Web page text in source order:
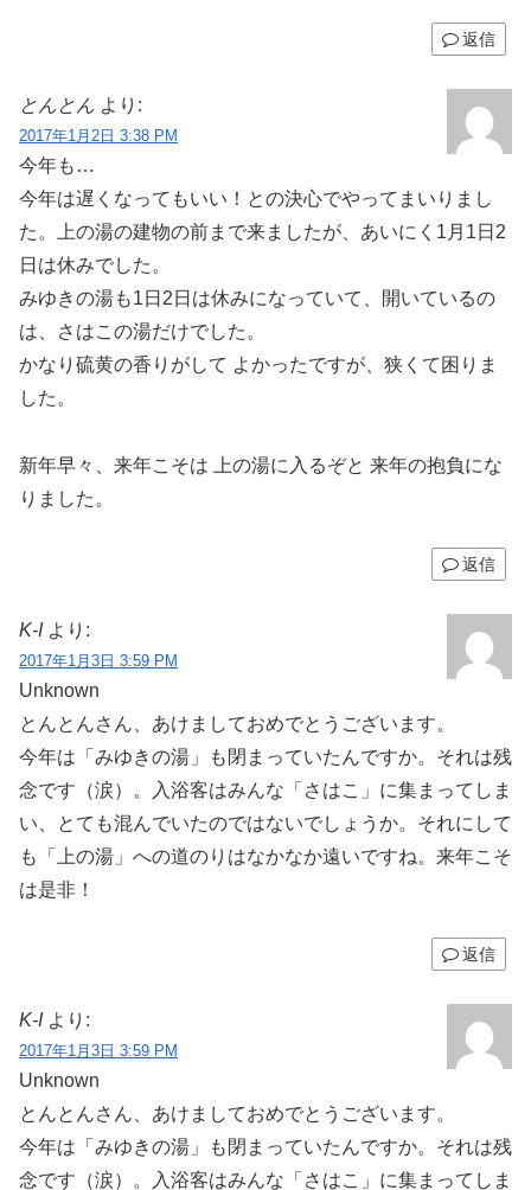
返信
とんとん より:
2017年1月2日 3:38 PM
今年も…
今年は遅くなってもいい！との決心でやってまいりまし
た。上の湯の建物の前まで来ましたが、あいにく1月1日2
日は休みでした。
みゆきの湯も1日2日は休みになっていて、開いているの
は、さはこの湯だけでした。
かなり硫黄の香りがして よかったですが、狭くて困りま
した。
新年早々、来年こそは 上の湯に入るぞと 来年の抱負にな
りました。
返信
K-I より:
2017年1月3日 3:59 PM
Unknown
とんとんさん、あけましておめでとうございます。
今年は「みゆきの湯」も閉まっていたんですか。それは残
念です（涙）。入浴客はみんな「さはこ」に集まってしま
い、とても混んでいたのではないでしょうか。それにして
も「上の湯」への道のりはなかなか遠いですね。来年こそ
は是非！
返信
K-I より:
2017年1月3日 3:59 PM
Unknown
とんとんさん、あけましておめでとうございます。
今年は「みゆきの湯」も閉まっていたんですか。それは残
念です（涙）。入浴客はみんな「さはこ」に集まってしま